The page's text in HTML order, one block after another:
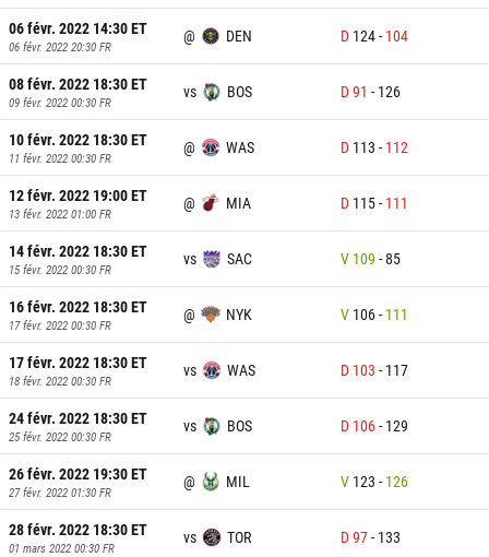
06 févr. 2022 14:30ET
06 févr. 2022 20:30 FR
@ DEN D 124- 104
08 févr. 2022 18:30ET
09 févr. 2022 00:30 FR
vs BOS D 91 - 126
10 févr. 2022 18:30ET
11 févr. 2022 00:30 FR
@ WAS D 113 - 112
12 févr. 2022 19:00ET
13 févr. 2022 01:00 FR
@ MIA D 115- 111
14 févr. 2022 18:30ET
15 févr. 2022 00:30 FR
vs SAC V 109 -85
16 févr. 2022 18:30ET
17 févr. 2022 00:30 FR
@ NYK V 106- 111
17 févr. 2022 18:30ET
18 févr. 2022 00:30 FR
vs WAS D 103 - 117
24 févr. 2022 18:30ET
25 févr. 2022 00:30 FR
vs BOS D 106- 129
26 févr. 2022 19:30ET
27 févr. 2022 01:30 FR
@ MIL V 123 - 126
28 févr. 2022 18:30ET
01 mars 2022 00:30 FR
vs TOR D 97- 133